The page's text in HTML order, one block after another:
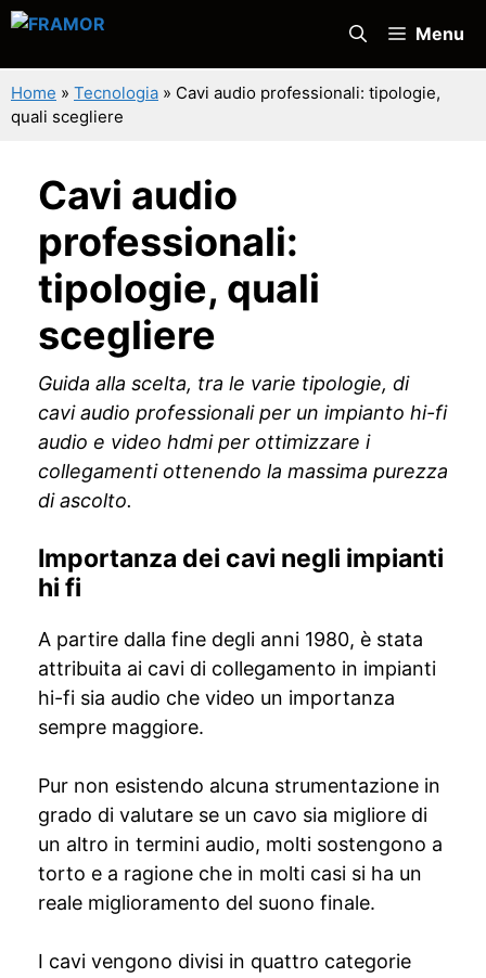
Vai
contenuto
Menu
Home » Tecnologia » Cavi audio professionali: tipologie,
quali scegliere
Cavi audio
professionali:
tipologie, quali
scegliere
Guida alla scelta, tra le varie tipologie, di
cavi audio professionali per un impianto hi-fi
audio e video hdmi per ottimizzare i
collegamenti ottenendo la massima purezza
di ascolto.
Importanza dei cavi negli impianti
hi fi
A partire dalla fine degli anni 1980, è stata
attribuita ai cavi di collegamento in impianti
hi-fi sia audio che video un importanza
sempre maggiore.
Pur non esistendo alcuna strumentazione in
grado di valutare se un cavo sia migliore di
un altro in termini audio, molti sostengono a
torto e a ragione che in molti casi si ha un
reale miglioramento del suono finale.
I cavi vengono divisi in quattro categorie